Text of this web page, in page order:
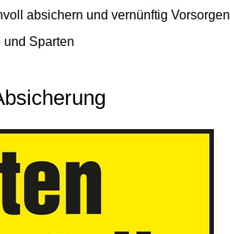
absichern und vernünftig Vorsorgen
und Sparten